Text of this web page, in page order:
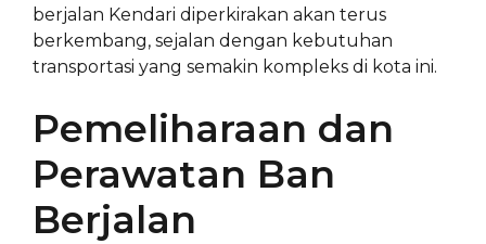
berjalan Kendari diperkirakan akan terus
berkembang, sejalan dengan kebutuhan
transportasi yang semakin kompleks di kota ini.
Pemeliharaan dan
Perawatan Ban
Berjalan